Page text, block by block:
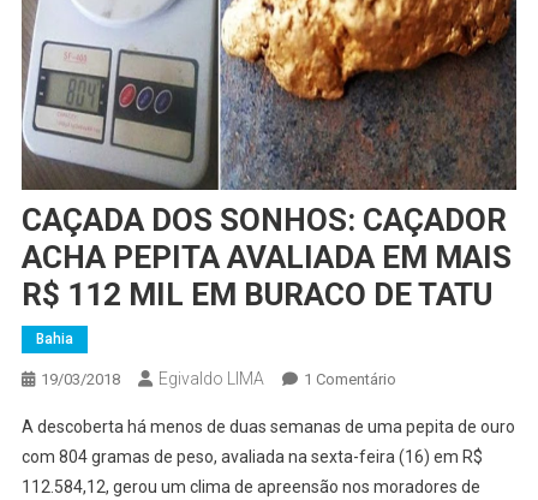
CAÇADA DOS SONHOS: CAÇADOR
ACHA PEPITA AVALIADA EM MAIS
R$ 112 MIL EM BURACO DE TATU
Bahia
19/03/2018 Egivaldo LIMA 1 ComentárioEm
DOS
SONHOS:
CAÇADOR
A descoberta há menos de duas semanas de uma pepita de ouro
com 804 gramas de peso, avaliada na sexta-feira (16) em R$
112.584,12, gerou um clima de apreensão nos moradores de